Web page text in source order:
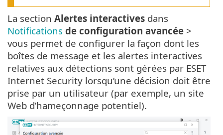
La section Alertes interactives dans
Notifications de configuration avancée >
vous permet de configurer la façon dont les
boîtes de message et les alertes interactives
relatives aux détections sont gérées par ESET
Internet Security lorsqu’une décision doit être
prise par un utilisateur (par exemple, un site
Web d’hameçonnage potentiel).